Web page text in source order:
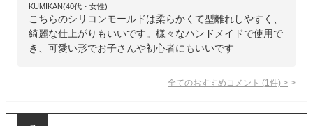
KUMIKAN(40代・女性)
こちらのシリコンモールドは柔らかくて型離れしやすく、
綺麗な仕上がりもいいです。様々なハンドメイドで使用で
き、可愛い形でお子さんや初心者にもいいです
全てのおすすめコメント (1 件) >